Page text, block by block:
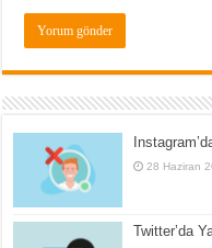
28 Haziran
Twitter’da